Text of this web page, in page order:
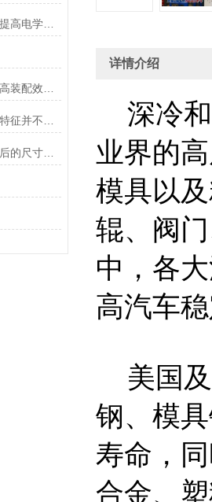
金属热处理后通过深冷技术提高电学性能
液氮深冷能提升金属热处理后的尺寸稳定性
详情介绍
深冷和
业界的
模具以
辊、阀
中，各
高汽车
美国及
钢、模
寿命，
合金、